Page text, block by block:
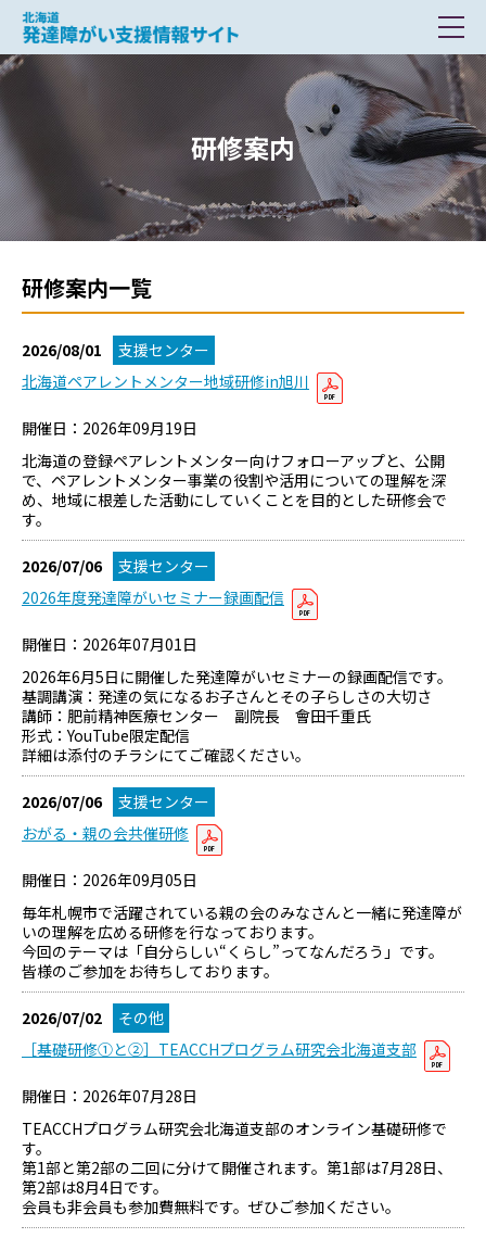
北海道 発達障がい支援情報サイト
研修案内
研修案内一覧
2026/08/01
支援センター
北海道ペアレントメンター地域研修in旭川
開催日：2026年09月19日
北海道の登録ペアレントメンター向けフォローアップと、公開
で、ペアレントメンター事業の役割や活用についての理解を深
め、地域に根差した活動にしていくことを目的とした研修会で
す。
2026/07/06
支援センター
2026年度発達障がいセミナー録画配信
開催日：2026年07月01日
2026年6月5日に開催した発達障がいセミナーの録画配信です。
基調講演：発達の気になるお子さんとその子らしさの大切さ
講師：肥前精神医療センター 副院長 會田千重氏
形式：YouTube限定配信
詳細は添付のチラシにてご確認ください。
2026/07/06
支援センター
おがる・親の会共催研修
開催日：2026年09月05日
毎年札幌市で活躍されている親の会のみなさんと一緒に発達障が
いの理解を広める研修を行なっております。
今回のテーマは「自分らしい“くらし”ってなんだろう」です。
皆様のご参加をお待ちしております。
2026/07/02
その他
［基礎研修①と②］TEACCHプログラム研究会北海道支部
開催日：2026年07月28日
TEACCHプログラム研究会北海道支部のオンライン基礎研修で
す。
第1部と第2部の二回に分けて開催されます。第1部は7月28日、
第2部は8月4日です。
会員も非会員も参加費無料です。ぜひご参加ください。